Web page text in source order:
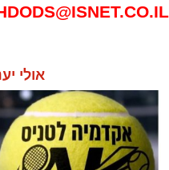
אולי